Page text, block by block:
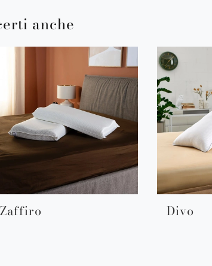
anche
Zaffiro Divo